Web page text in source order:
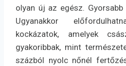
olyan új az egész.
Ugyanakkor
kockázatok, amelyek
gyakoribbak, mint
százból nyolc nőnél